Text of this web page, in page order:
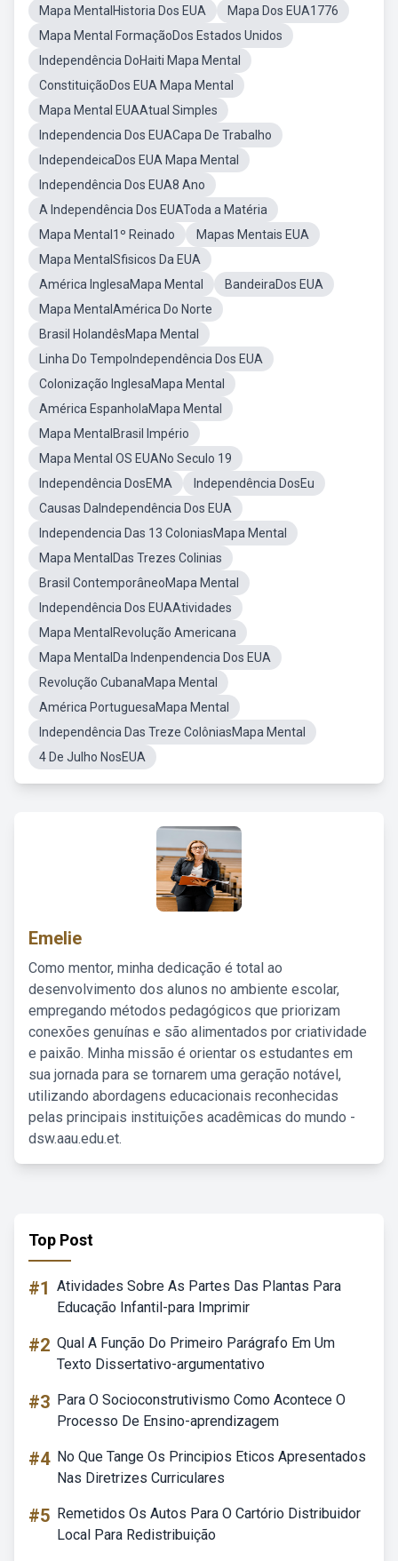
Mapa MentalHistoria Dos EUA
Mapa Dos EUA1776
Mapa Mental FormaçãoDos Estados Unidos
Independência DoHaiti Mapa Mental
ConstituiçãoDos EUA Mapa Mental
Mapa Mental EUAAtual Simples
Independencia Dos EUACapa De Trabalho
IndependeicaDos EUA Mapa Mental
Independência Dos EUA8 Ano
A Independência Dos EUAToda a Matéria
Mapa Mental1º Reinado
Mapas Mentais EUA
Mapa MentalSfisicos Da EUA
América InglesaMapa Mental
BandeiraDos EUA
Mapa MentalAmérica Do Norte
Brasil HolandêsMapa Mental
Linha Do TempoIndependência Dos EUA
Colonização InglesaMapa Mental
América EspanholaMapa Mental
Mapa MentalBrasil Império
Mapa Mental OS EUANo Seculo 19
Independência DosEMA
Independência DosEu
Causas DaIndependência Dos EUA
Independencia Das 13 ColoniasMapa Mental
Mapa MentalDas Trezes Colinias
Brasil ContemporâneoMapa Mental
Independência Dos EUAAtividades
Mapa MentalRevolução Americana
Mapa MentalDa Indenpendencia Dos EUA
Revolução CubanaMapa Mental
América PortuguesaMapa Mental
Independência Das Treze ColôniasMapa Mental
4 De Julho NosEUA
Emelie
Como mentor, minha dedicação é total ao
desenvolvimento dos alunos no ambiente escolar,
empregando métodos pedagógicos que priorizam
conexões genuínas e são alimentados por criatividade
e paixão. Minha missão é orientar os estudantes em
sua jornada para se tornarem uma geração notável,
utilizando abordagens educacionais reconhecidas
pelas principais instituições acadêmicas do mundo -
dsw.aau.edu.et.
Top Post
#1 Atividades Sobre As Partes Das Plantas Para
Educação Infantil-para Imprimir
#2 Qual A Função Do Primeiro Parágrafo Em Um
Texto Dissertativo-argumentativo
#3 Para O Socioconstrutivismo Como Acontece O
Processo De Ensino-aprendizagem
#4 No Que Tange Os Principios Eticos Apresentados
Nas Diretrizes Curriculares
#5 Remetidos Os Autos Para O Cartório Distribuidor
Local Para Redistribuição